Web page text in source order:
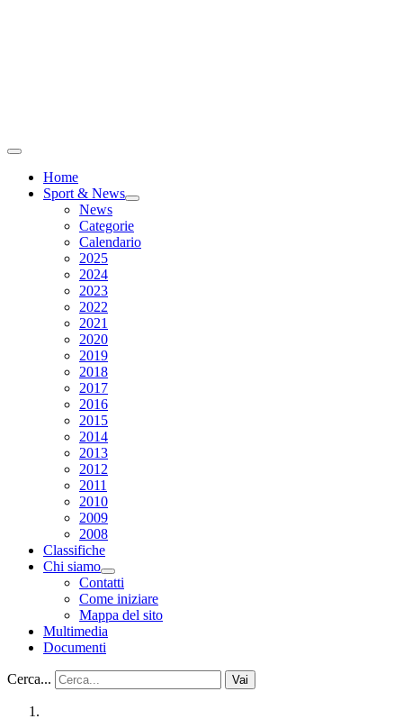
Home
Sport & News
News
Categorie
Calendario
2025
2024
2023
2022
2021
2020
2019
2018
2017
2016
2015
2014
2013
2012
2011
2010
2009
2008
Classifiche
Chi siamo
Contatti
Come iniziare
Mappa del sito
Multimedia
Documenti
Cerca... Vai